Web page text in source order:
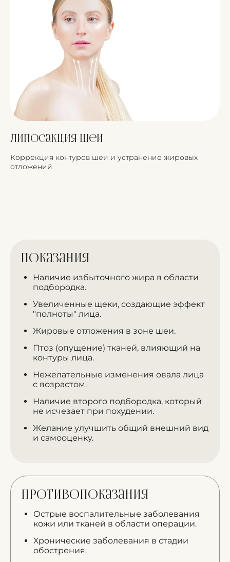
Липосакция шеи
Коррекция контуров шеи и устранение жировых
отложений.
Показания
Наличие избыточного жира в области
подбородка.
Увеличенные щеки, создающие эффект
"полноты" лица.
Жировые отложения в зоне шеи.
Птоз (опущение) тканей, влияющий на
контуры лица.
Нежелательные изменения овала лица
с возрастом.
Наличие второго подбородка, который
не исчезает при похудении.
Желание улучшить общий внешний вид
и самооценку.
Противопоказания
Острые воспалительные заболевания
кожи или тканей в области операции.
Хронические заболевания в стадии
обострения.